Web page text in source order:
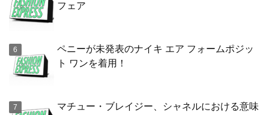
フェア
ペニーが未発表のナイキ エア フォームポジッ
ト ワンを着用！
マチュー・ブレイジー、シャネルにおける意味